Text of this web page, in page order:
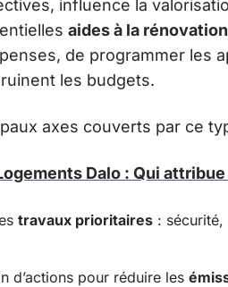
influence la
aides à la rénovation
de programmer les
les budgets.
axes couverts par ce
Dalo : Qui
travaux prioritaires :
d’actions pour réduire les